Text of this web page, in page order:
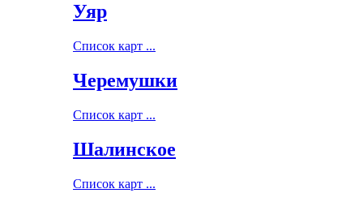
Уяр
Список карт ...
Черемушки
Список карт ...
Шалинское
Список карт ...